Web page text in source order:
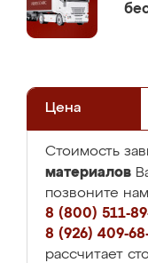
Цена
Стоимость
материалов
позвоните
8 (800) 511-
8 (926) 409-
рассчитает